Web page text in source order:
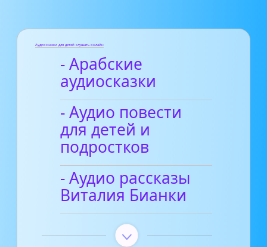
Аудиосказки для детей слушать онлайн
- Арабские
аудиосказки
- Аудио повести
для детей и
подростков
- Аудио рассказы
Виталия Бианки